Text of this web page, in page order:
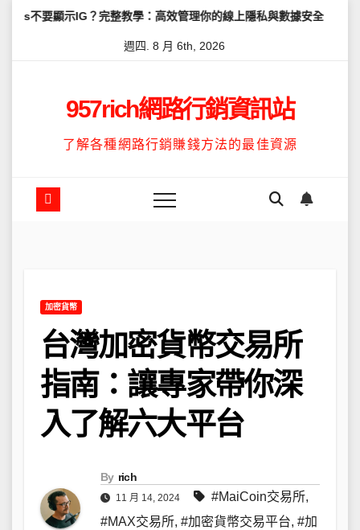
？完整教學：高效管理你的線上隱私與數據安全 怎麼讓
週四. 8 月 6th, 2026
957rich網路行銷資訊站
了解各種網路行銷賺錢方法的最佳資源
加密貨幣
台灣加密貨幣交易所
指南：讓專家帶你深
入了解六大平台
By rich
11 月 14, 2024 #MaiCoin交易所,
#MAX交易所, #加密貨幣交易平台, #加